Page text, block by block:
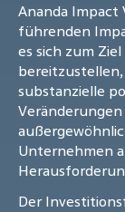
Ananda Impact
führenden
es sich zum
substanzielle
Unternehmen
Der